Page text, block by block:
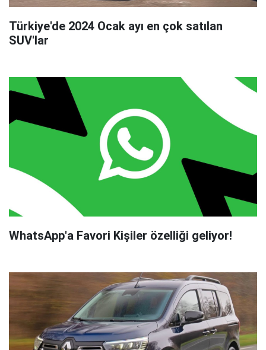
Türkiye'de 2024 Ocak ayı en çok satılan
SUV'lar
WhatsApp'a Favori Kişiler özelliği geliyor!